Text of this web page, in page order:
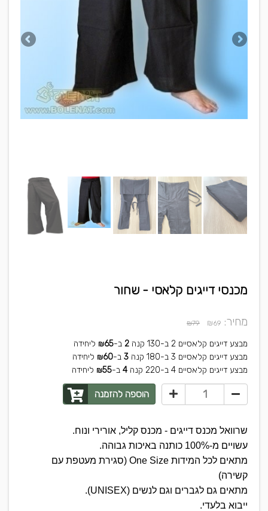
מכנסי דייגים קלאסי - שחור
מחיר: ₪69
₪79
מבצע דייגים קלאסיים 2 ב-130 קנה 2 ב- ₪65
ליחידה
מבצע דייגים קלאסיים 3 ב-180
קנה 3 ב- ₪60
ליחידה
מבצע דייגים קלאסיים 4 ב-220
קנה 4 ב- ₪55 ליחידה
הוספה להזמנה
שרוואל מכנס דייגים - מכנס קליל, אורירי ונוח.
עשויים מ-100% כותנה באיכות גבוהה.
מתאים לכל המידות One Size (סגירת מעטפת עם
קשירה)
מתאים גם לגברים וגם לנשים (UNISEX).
ייבוא בלעדי.